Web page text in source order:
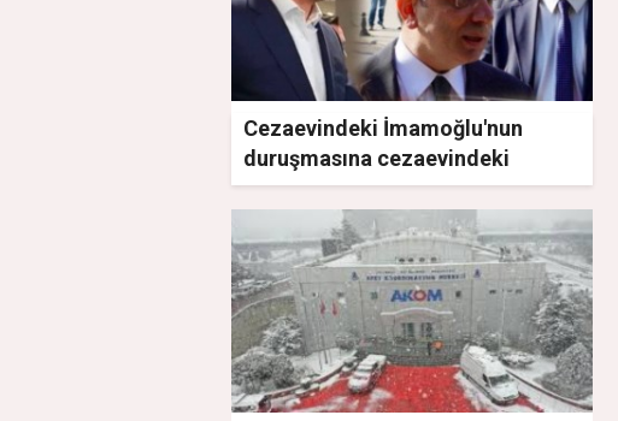
Cezaevindeki İmamoğlu'nun
duruşmasına cezaevindeki
avukatı katıldı